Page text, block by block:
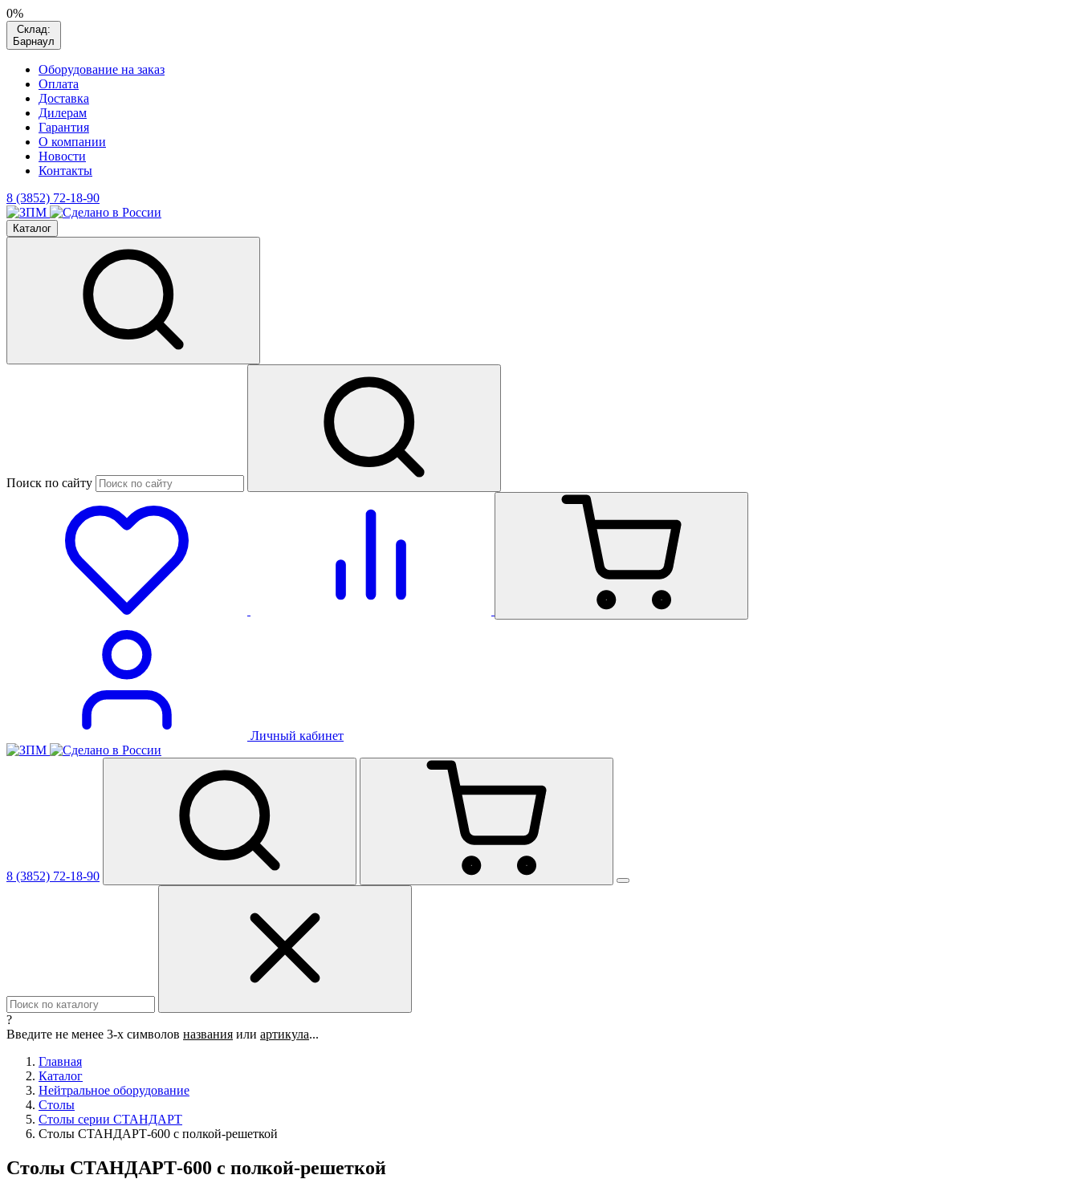
0%
Склад:
Барнаул
Оборудование на заказ
Оплата
Доставка
Дилерам
Гарантия
О компании
Новости
Контакты
8 (3852) 72-18-90
Каталог
Поиск по сайту
Личный кабинет
8 (3852) 72-18-90
?
Введите не менее 3-х символов названия или артикула...
Главная
Каталог
Нейтральное оборудование
Столы
Столы серии СТАНДАРТ
Столы СТАНДАРТ-600 с полкой-решеткой
Столы СТАНДАРТ-600 с полкой-решеткой